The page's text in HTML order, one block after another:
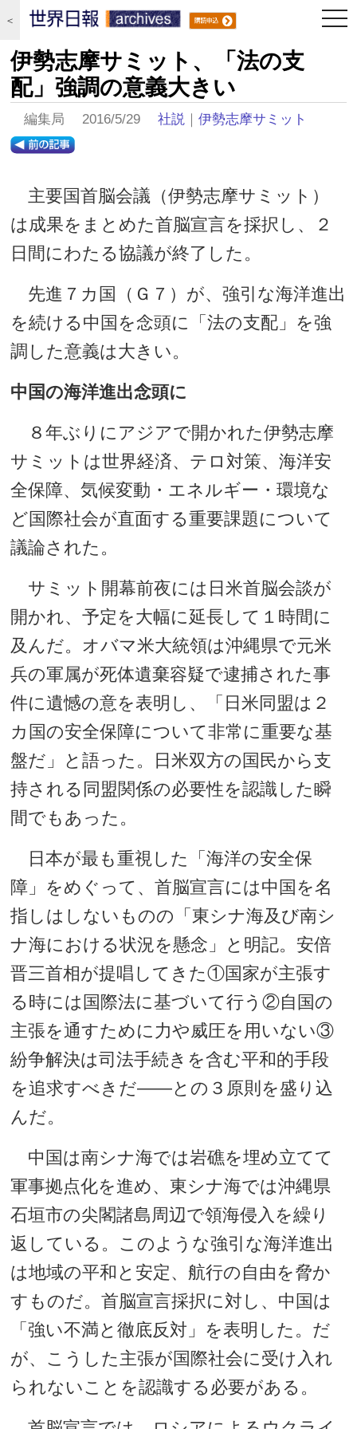
＜
伊勢志摩サミット、「法の支
配」強調の意義大きい
編集局 2016/5/29社説 ｜伊勢志摩サミット
主要国首脳会議（伊勢志摩サミット）
は成果をまとめた首脳宣言を採択し、２
日間にわたる協議が終了した。
先進７カ国（Ｇ７）が、強引な海洋進出
を続ける中国を念頭に「法の支配」を強
調した意義は大きい。
中国の海洋進出念頭に
８年ぶりにアジアで開かれた伊勢志摩
サミットは世界経済、テロ対策、海洋安
全保障、気候変動・エネルギー・環境な
ど国際社会が直面する重要課題について
議論された。
サミット開幕前夜には日米首脳会談が
開かれ、予定を大幅に延長して１時間に
及んだ。オバマ米大統領は沖縄県で元米
兵の軍属が死体遺棄容疑で逮捕された事
件に遺憾の意を表明し、「日米同盟は２
カ国の安全保障について非常に重要な基
盤だ」と語った。日米双方の国民から支
持される同盟関係の必要性を認識した瞬
間でもあった。
日本が最も重視した「海洋の安全保
障」をめぐって、首脳宣言には中国を名
指しはしないものの「東シナ海及び南シ
ナ海における状況を懸念」と明記。安倍
晋三首相が提唱してきた①国家が主張す
る時には国際法に基づいて行う②自国の
主張を通すために力や威圧を用いない③
紛争解決は司法手続きを含む平和的手段
を追求すべきだ――との３原則を盛り込
んだ。
中国は南シナ海では岩礁を埋め立てて
軍事拠点化を進め、東シナ海では沖縄県
石垣市の尖閣諸島周辺で領海侵入を繰り
返している。このような強引な海洋進出
は地域の平和と安定、航行の自由を脅か
すものだ。首脳宣言採択に対し、中国は
「強い不満と徹底反対」を表明した。だ
が、こうした主張が国際社会に受け入れ
られないことを認識する必要がある。